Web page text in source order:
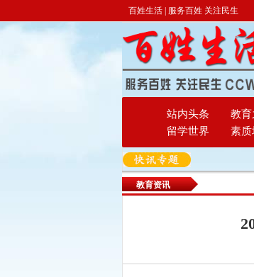
百姓生活 | 服务百姓 关注民生
站内头条 教育
留学世界
素质
教育资讯